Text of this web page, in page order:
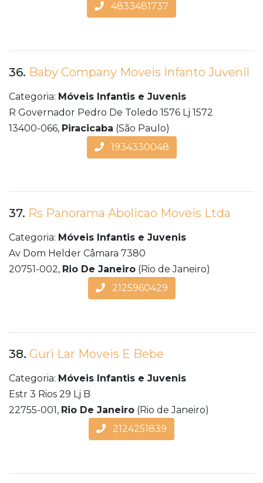
4833481737
36. Baby Company Moveis Infanto Juvenil
Categoria: Móveis Infantis e Juvenis
R Governador Pedro De Toledo 1576 Lj 1572
13400-066, Piracicaba (São Paulo)
1934330048
37. Rs Panorama Abolicao Moveis Ltda
Categoria: Móveis Infantis e Juvenis
Av Dom Helder Câmara 7380
20751-002, Rio De Janeiro (Rio de Janeiro)
2125960429
38. Guri Lar Moveis E Bebe
Categoria: Móveis Infantis e Juvenis
Estr 3 Rios 29 Lj B
22755-001, Rio De Janeiro (Rio de Janeiro)
2124251839